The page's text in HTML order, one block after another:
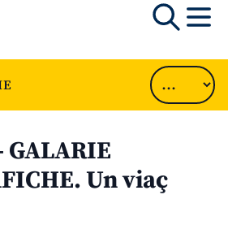
GALARIE
Un viaç